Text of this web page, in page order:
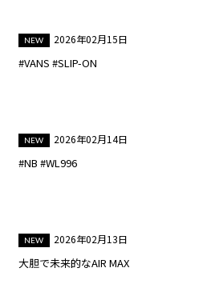
2026年02月15日
#VANS #SLIP-ON
2026年02月14日
#NB #WL996
2026年02月13日
大胆で未来的なAIR MAX